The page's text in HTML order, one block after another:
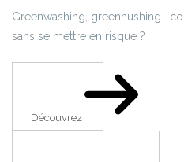
Greenwashing, greenhushing…
sans se mettre en risque ?
Découvrez